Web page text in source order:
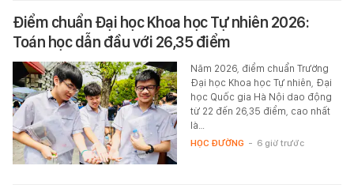
Điểm chuẩn Đại học Khoa học Tự nhiên 2026:
Toán học dẫn đầu với 26,35 điểm
Năm 2026, điểm chuẩn Trường
Đại học Khoa học Tự nhiên, Đại
học Quốc gia Hà Nội dao động
từ 22 đến 26,35 điểm, cao nhất
là…
HỌC ĐƯỜNG - 6 giờ trước